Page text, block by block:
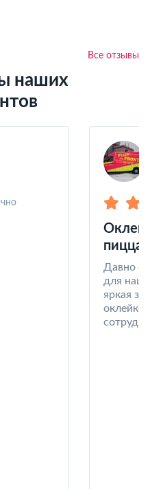
Все отзывы
наших
пицца
Давно
для
яркая
оклейке